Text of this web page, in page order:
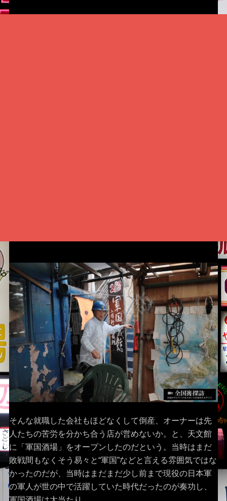
そんな就職した会社もほどなくして倒産、オーナーは先
人たちの苦労を分かち合う店が営めないか。と、天文館
に「軍国酒場」をオープンしたのだという。当時はまだ
敗戦間もなくそう易々と“軍国”などと言える雰囲気ではな
かったのだが、当時はまだまだ少し前まで現役の日本軍
の軍人が世の中で活躍していた時代だったのが奏功し、